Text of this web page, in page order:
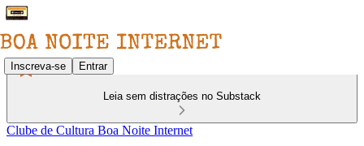
Inscreva-se Entrar
Leia sem distrações no Substack
Clube de Cultura Boa Noite Internet